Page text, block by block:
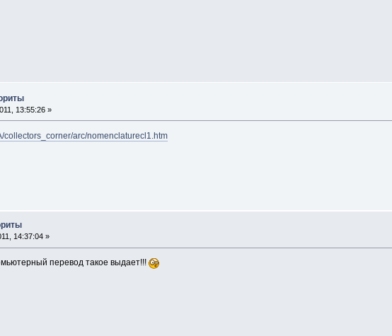
13:55:26 »
collectors_corner/arc/nomenclaturecl1.htm
14:37:04 »
перевод такое выдает!!!